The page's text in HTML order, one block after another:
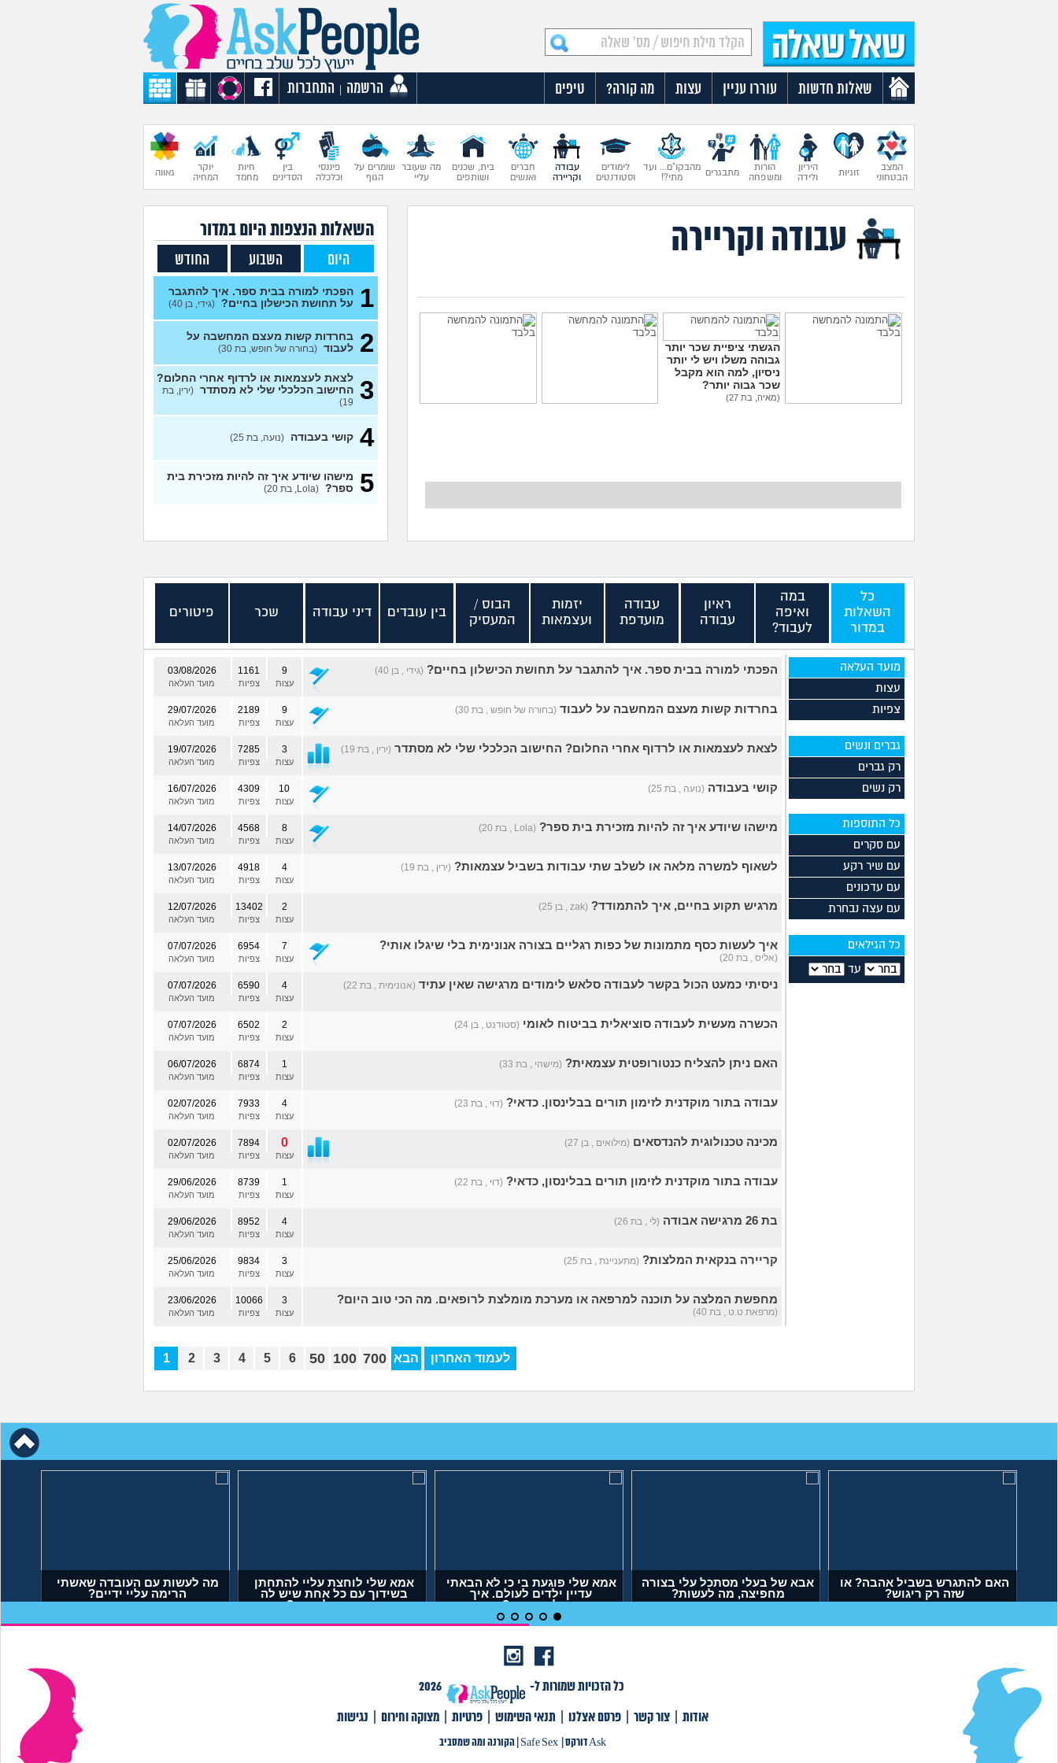
שאלות חדשות עוררו עניין עצות מה קורה? טיפים הרשמה התחברות
המצב
הבטחוני
זוגיות
היריון
ולידה
הורות
ומשפחה
מתבגרים
מהבקו"ם... ועד
מתי?!
לימודים
וסטודנטים
עבודה
וקריירה
חברים
ואנשים
בית, שכנים
ושותפים
מה שעובר
עליי
שומרים על
הגוף
פיננסי
וכלכלה
בין
הסדינים
חיות
מחמד
יוקר
המחיה
גאווה
עבודה וקריירה
הגשתי ציפיית שכר יותר
גבוהה משלו ויש לי יותר
ניסיון, למה הוא מקבל
שכר גבוה יותר?
(מאיה, בת 27)
השאלות הנצפות היוםבמדור
היום השבוע החודש
1
הפכתי למורה בבית ספר. איך להתגבר
על תחושת הכישלון בחיים?(גידי, בן 40)
2
בחרדות קשות מעצם המחשבה על
לעבוד(בחורה של חופש, בת 30)
3 לצאת לעצמאות או לרדוף אחרי החלום?
החישוב הכלכלי שלי לא מסתדר(ירין, בת
19)
4 קושי בעבודה(נועה, בת 25)
5
מישהו שיודע איך זה להיות מזכירת בית
ספר?(Lola, בת 20)
כל
השאלות
במדור
במה
ואיפה
לעבוד?
ראיון
עבודה
עבודה
מועדפת
יזמות
ועצמאות
הבוס /
המעסיק
בין עובדים דיני עבודה שכר פיטורים
מועד העלאה
עצות
צפיות
גברים ונשים
רק גברים
רק נשים
כל התוספות
עם סקרים
עם שיר רקע
עם עדכונים
עם עצה נבחרת
כל הגילאים
עד
הפכתי למורה בבית ספר. איך להתגבר על תחושת הכישלון בחיים? (גידי , בן 40) 03/08/2026
מועד העלאה
1161
צפיות
9
עצות
בחרדות קשות מעצם המחשבה על לעבוד (בחורה של חופש , בת 30) 29/07/2026
מועד העלאה
2189
צפיות
9
עצות
לצאת לעצמאות או לרדוף אחרי החלום? החישוב הכלכלי שלי לא מסתדר (ירין , בת 19) 19/07/2026
מועד העלאה
7285
צפיות
3
עצות
קושי בעבודה (נועה , בת 25) 16/07/2026
מועד העלאה
4309
צפיות
10
עצות
מישהו שיודע איך זה להיות מזכירת בית ספר? (Lola , בת 20) 14/07/2026
מועד העלאה
4568
צפיות
8
עצות
לשאוף למשרה מלאה או לשלב שתי עבודות בשביל עצמאות? (ירין , בת 19) 13/07/2026
מועד העלאה
4918
צפיות
4
עצות
מרגיש תקוע בחיים, איך להתמודד? (zak , בן 25) 12/07/2026
מועד העלאה
13402
צפיות
2
עצות
איך לעשות כסף מתמונות של כפות רגליים בצורה אנונימית בלי שיגלו אותי?
(אליס , בת 20)
07/07/2026
מועד העלאה
6954
צפיות
7
עצות
ניסיתי כמעט הכול בקשר לעבודה סלאש לימודים מרגישה שאין עתיד (אנונימית , בת 22) 07/07/2026
מועד העלאה
6590
צפיות
4
עצות
הכשרה מעשית לעבודה סוציאלית בביטוח לאומי (סטודנט , בן 24) 07/07/2026
מועד העלאה
6502
צפיות
2
עצות
האם ניתן להצליח כנטורופטית עצמאית? (מישהי , בת 33) 06/07/2026
מועד העלאה
6874
צפיות
1
עצות
עבודה בתור מוקדנית לזימון תורים בבלינסון. כדאי? (דוי , בת 23) 02/07/2026
מועד העלאה
7933
צפיות
4
עצות
מכינה טכנולוגית להנדסאים (מילואים , בן 27) 02/07/2026
מועד העלאה
7894
צפיות
0
עצות
עבודה בתור מוקדנית לזימון תורים בבלינסון, כדאי? (דוי , בת 22) 29/06/2026
מועד העלאה
8739
צפיות
1
עצות
בת 26 מרגישה אבודה (לי , בת 26) 29/06/2026
מועד העלאה
8952
צפיות
4
עצות
קריירה בנקאית המלצות? (מתעניינת , בת 25) 25/06/2026
מועד העלאה
9834
צפיות
3
עצות
מחפשת המלצה על תוכנה למרפאה או מערכת מומלצת לרופאים. מה הכי טוב היום?
(מרפאת ט.ט , בת 40)
23/06/2026
מועד העלאה
10066
צפיות
3
עצות
1 2 3 4 5 6 50 100 700 הבא לעמוד האחרון
אמא שלי פוגעת בי כי לא הבאתי
עדיין ילדים לעולם. איך
להתמודד?
(אנונימית, בת 29)
אבא של בעלי מסתכל עלי בצורה
מחפיצה, מה לעשות?
האם להתגרש בשביל אהבה? או
שזה רק ריגוש?
מה לעשות עם העובדה שאשתי
הרימה עליי ידיים?
אמא שלי לוחצת עליי להתחתן
בשידוך עם כל אחת שיש לה
דופק, מה לעשות?
כל הזכויות שמורות ל-
2026
אודות|צור קשר|פרסם אצלנו|תנאי שימוש|פרטיות|תגיות|מצוקה וחירום|Ask דורקס אודות צור קשר פרסם אצלנו תנאי השימוש פרטיות מצוקה וחירום נגישות
Ask דורקס Safe Sex הקורנה ומה שמסביב